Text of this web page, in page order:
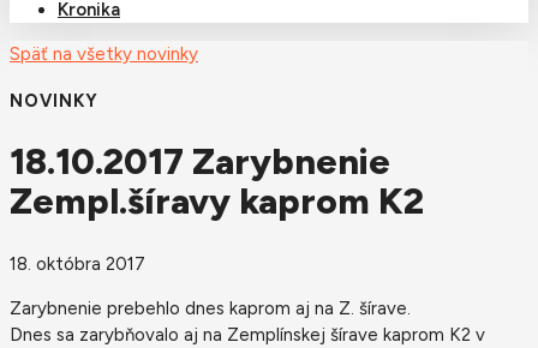
Kronika
Späť na všetky novinky
NOVINKY
18.10.2017 Zarybnenie
Zempl.šíravy kaprom K2
18. októbra 2017
Zarybnenie prebehlo dnes kaprom aj na Z. šírave.
Dnes sa zarybňovalo aj na Zemplínskej šírave kaprom K2 v